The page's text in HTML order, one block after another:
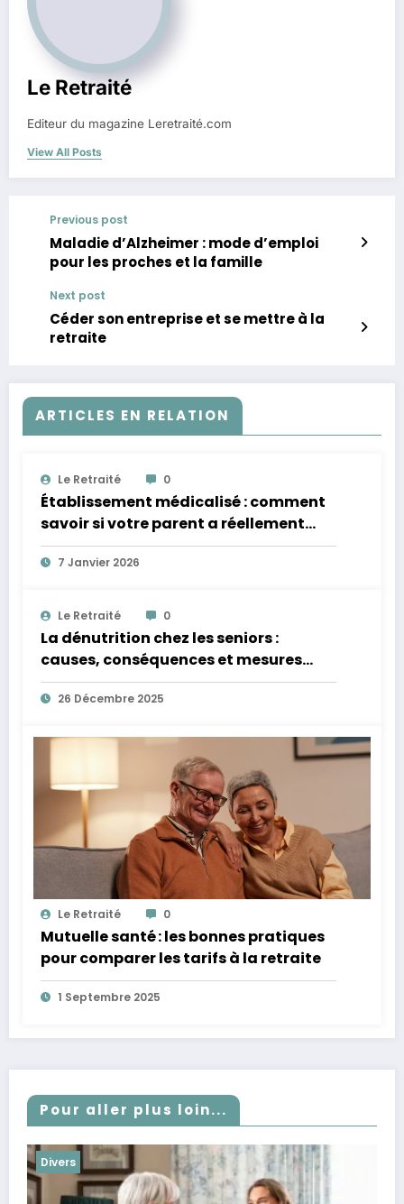
Le Retraité
Editeur du magazine Leretraité.com
View All Posts
Previous post
Maladie d’Alzheimer : mode d’emploi
pour les proches et la famille
Next post
Céder son entreprise et se mettre à la
retraite
ARTICLES EN RELATION
Le Retraité 0
Établissement médicalisé : comment
savoir si votre parent a réellement
besoin d’un niveau de soins renforcé ?
7 Janvier 2026
Le Retraité 0
La dénutrition chez les seniors :
causes, conséquences et mesures
concrètes
26 Décembre 2025
Le Retraité 0
Mutuelle santé : les bonnes pratiques
pour comparer les tarifs à la retraite
1 Septembre 2025
Pour aller plus loin...
Divers